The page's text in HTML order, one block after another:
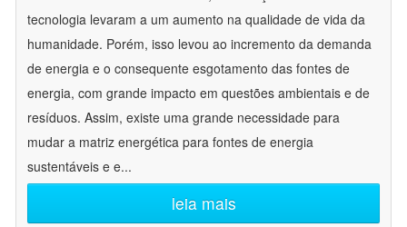
tecnologia levaram a um aumento na qualidade de vida da
humanidade. Porém, isso levou ao incremento da demanda
de energia e o consequente esgotamento das fontes de
energia, com grande impacto em questões ambientais e de
resíduos. Assim, existe uma grande necessidade para
mudar a matriz energética para fontes de energia
sustentáveis e e...
leia mais